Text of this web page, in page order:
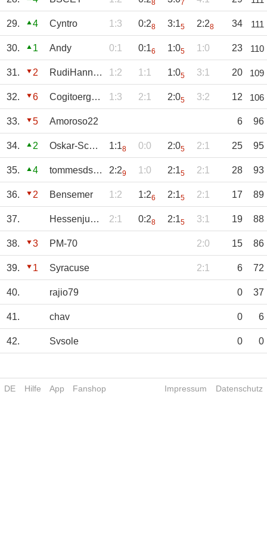
8 7
29. 4 Cyntro 1:3 0:28 3:15 2:28 34 111
30. 1 Andy 0:1 0:16 1:05 1:0 23 110
31. 2 RudiHannakampf 1:2 1:1 1:05 3:1 20 109
32. 6 Cogitoergosum 1:3 2:1 2:05 3:2 12 106
33. 5 Amoroso22 6 96
34. 2 Oskar-Schorsch 1:18 0:0 2:05 2:1 25 95
35. 4 tommesdschie 2:29 1:0 2:15 2:1 28 93
36. 2 Bensemer 1:2 1:26 2:15 2:1 17 89
37. Hessenjunge 2:1 0:28 2:15 3:1 19 88
38. 3 PM-70 2:0 15 86
39. 1 Syracuse 2:1 6 72
40. rajio79 0 37
41. chav 0 6
42. Svsole 0 0
DE Hilfe App Fanshop Impressum Datenschutz